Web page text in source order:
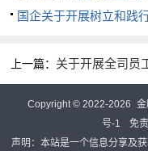
共融”的工作格局。
政治任务切实抓紧
化政治生态、夯实
惩相结合，坚持既
国企关于开展树立和践
品）
上一篇： 关于开展全司员
Copyright © 2022-2026 金
号-1
免
声明：本站是一个信息分享及